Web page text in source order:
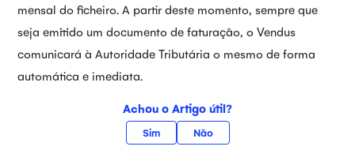
mensal do ficheiro. A partir deste momento, sempre que
seja emitido um documento de faturação, o Vendus
comunicará à Autoridade Tributária o mesmo de forma
automática e imediata.
Achou o Artigo útil?
Sim Não